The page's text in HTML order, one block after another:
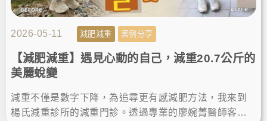
2026-05-11 減肥減重 案例分享
【減肥減重】遇見心動的自己，減重20.7公斤的
美麗蛻變
減重不僅是數字下降，為追尋更有感減肥方法，我來到
楊氏減重診所的減重門診。透過專業的廖婉菁醫師客製